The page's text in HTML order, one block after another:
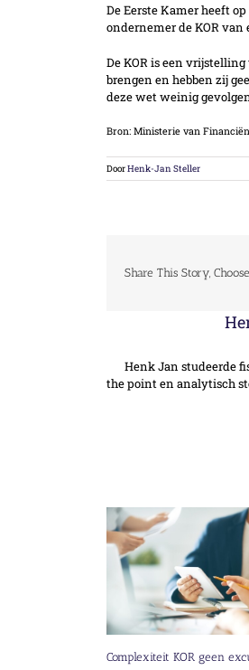
De Eerste Kamer heeft
ondernemer de KOR van
De KOR is een
brengen en hebben zij
deze wet weinig
Bron: Ministerie van
DoorHenk-Jan Steller
Share This Story,
Henk Jan studeerde
the point en analytisch
Complexiteit KOR geen